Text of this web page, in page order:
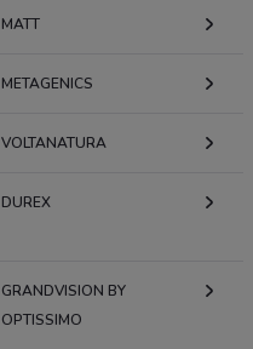
MATT
METAGENICS
VOLTANATURA
DUREX
GRANDVISION BY
OPTISSIMO